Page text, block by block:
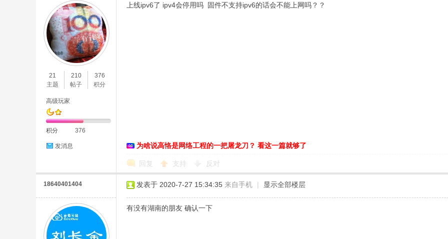
21
主题
210
帖子
376
积分
高级玩家
积分 376
发消息
上线ipv6了 ipv4会停用吗 固件不支持ipv6的话会不能上网吗？？
为啥说高恪是网络工程的一把屠龙刀？ 看这一篇就够了
回复 支持 反对
18640401404 发表于 2020-7-27 15:34:35 来自手机 | 显示全部楼层
有没有湖南的朋友 确认一下